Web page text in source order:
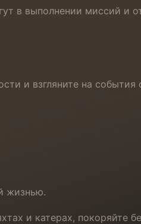
в выполнении миссий и
и взгляните на события
жизнью.
и катерах, покоряйте